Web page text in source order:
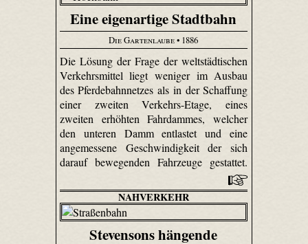
Eine eigenartige Stadtbahn
Die Gartenlaube• 1886
Die Lösung der Frage der weltstädtischen
Verkehrsmittel liegt weniger im Ausbau
des Pferdebahnnetzes als in der Schaffung
einer zweiten Verkehrs-Etage, eines
zweiten erhöhten Fahrdammes, welcher
den unteren Damm entlastet und eine
angemessene Geschwindigkeit der sich
darauf bewegenden Fahrzeuge gestattet.
NAHVERKEHR
Stevensons hängende